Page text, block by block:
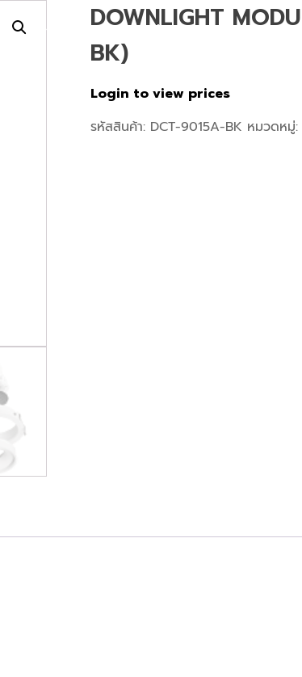
หน้าแรกเกี่ยวกับเรา สินค้า โปรเจค บทค
DOWNLIGHT
BK)
Login to view prices
รหัสสินค้า: DCT-9015A-BK หมวดหมู่: